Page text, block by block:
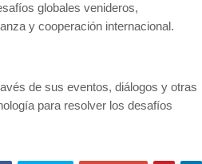
globales venideros,
y cooperación internacional.
de sus eventos, diálogos y otras
para resolver los desafíos